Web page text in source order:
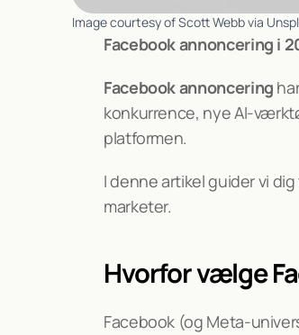
Image courtesy of Scott Webb via
Facebook annoncering i
Facebook annoncering
konkurrence, nye AI-
platformen.
I denne artikel guider vi
marketer.
Hvorfor vælge
Facebook (og Meta-